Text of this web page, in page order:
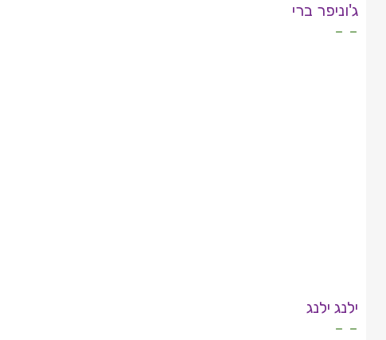
ג'וניפר ברי
- -
ילנג ילנג
- -